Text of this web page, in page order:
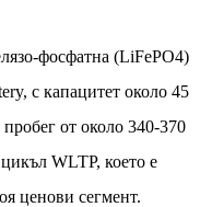
фосфатна (LiFePO4)
с капацитет около 45
от около 340-370
WLTP, което е
ценови сегмент.